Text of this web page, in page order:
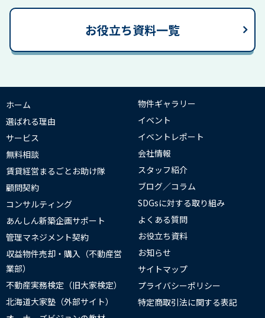
お役立ち資料一覧
ホーム
選ばれる理由
サービス
無料相談
賃貸経営まるごとお助け隊
顧問契約
コンサルティング
あんしん新築企画サポート
管理マネジメント契約
収益物件売却・購入（不動産営
業部）
不動産実務検定（旧大家検定）
北海道大家塾（外部サイト）
物件ギャラリー
イベント
イベントレポート
会社情報
スタッフ紹介
ブログ／コラム
SDGsに対する取り組み
よくある質問
お役立ち資料
お知らせ
サイトマップ
プライバシーポリシー
特定商取引法に関する表記